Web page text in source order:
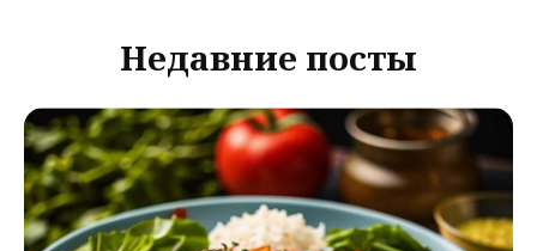
Недавние посты